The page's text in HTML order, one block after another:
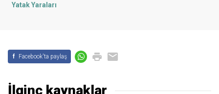
Yatak Yaraları
f Facebook'ta paylaş
İlginç kaynaklar